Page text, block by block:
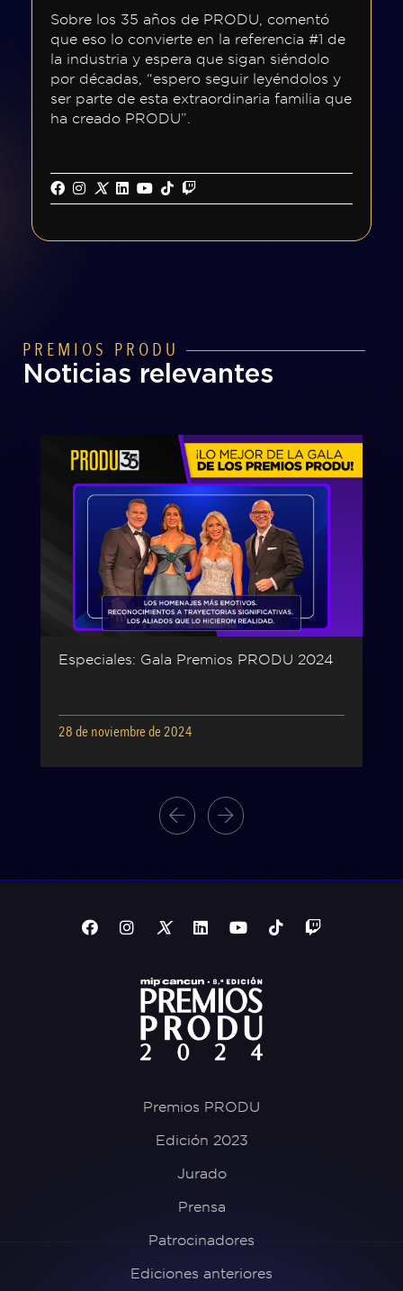
Historia
Estatuilla
Otros
Premios
Tecnología
Sobre los 35 años de PRODU, comentó
que eso lo convierte en la referencia #1 de
la industria y espera que sigan siéndolo
por décadas, “espero seguir leyéndolos y
ser parte de esta extraordinaria familia que
ha creado PRODU”.
PREMIOS PRODU
Noticias relevantes
Especiales: Gala Premios PRODU 2024
28 de noviembre de 2024
Premios PRODU
Edición 2023
Jurado
Prensa
Patrocinadores
Ediciones anteriores